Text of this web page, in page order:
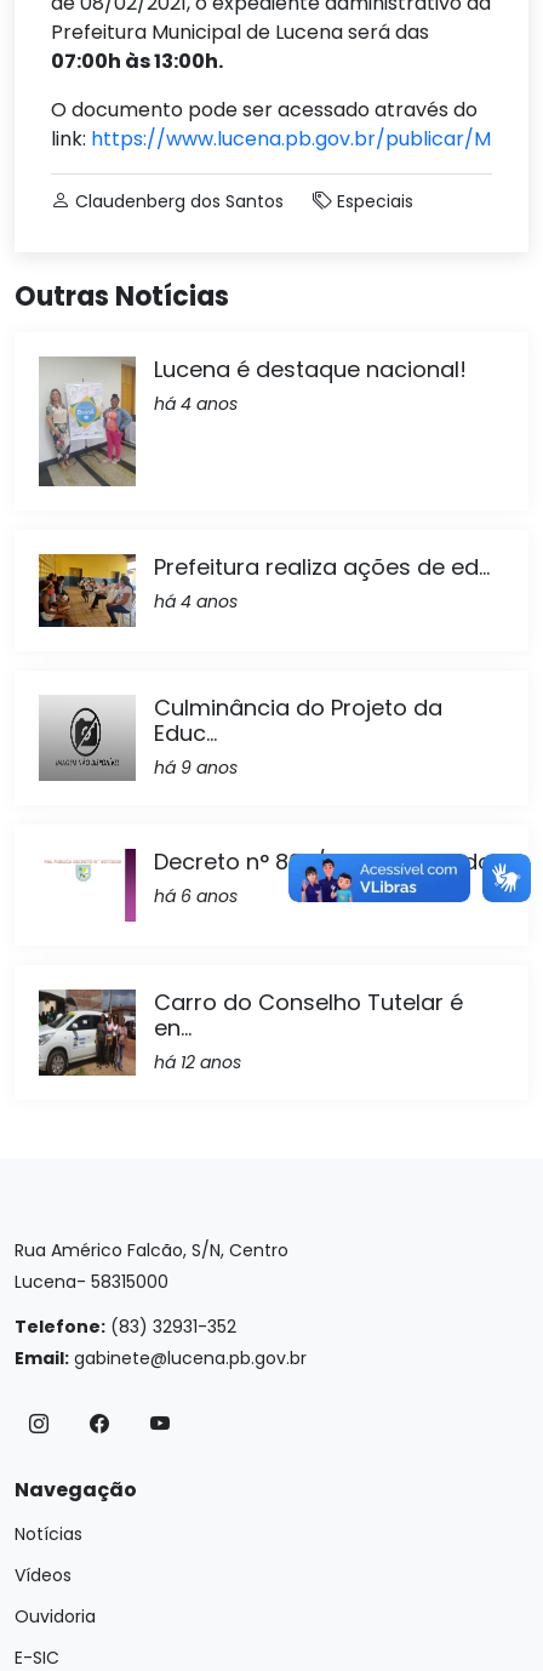
Prefeitura Municipal de Lucena será das
07:00h às 13:00h.
O documento pode ser acessado através do
link: https://www.lucena.pb.gov.br/publicar/MzYx/
Claudenberg dos Santos Especiais
Outras Notícias
Lucena é destaque nacional!
há 4 anos
Prefeitura realiza ações de ed...
há 4 anos
Culminância do Projeto da
Educ...
há 9 anos
Decreto n° 807/2020 Publicado
há 6 anos
Carro do Conselho Tutelar é
en...
há 12 anos
Rua Américo Falcão, S/N, Centro
Lucena- 58315000
Telefone: (83) 32931-352
Email: gabinete@lucena.pb.gov.br
Navegação
Notícias
Vídeos
Ouvidoria
E-SIC